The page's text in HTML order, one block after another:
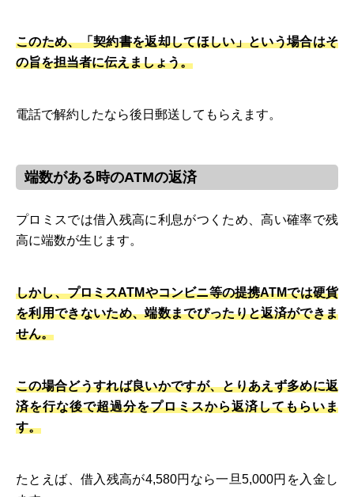
このため、「契約書を返却してほしい」という場合はそ
の旨を担当者に伝えましょう。
電話で解約したなら後日郵送してもらえます。
端数がある時のATMの返済
プロミスでは借入残高に利息がつくため、高い確率で残
高に端数が生じます。
しかし、プロミスATMやコンビニ等の提携ATMでは硬貨
を利用できないため、端数までぴったりと返済ができま
せん。
この場合どうすれば良いかですが、とりあえず多めに返
済を行な後で超過分をプロミスから返済してもらいま
す。
たとえば、借入残高が4,580円なら一旦5,000円を入金し